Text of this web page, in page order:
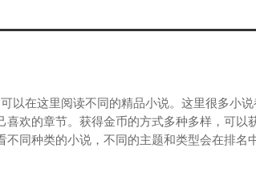
以在这里阅读不同的精品小说。这里很多小
欢的章节。获得金币的方式多种多样，可以
同种类的小说，不同的主题和类型会在排名